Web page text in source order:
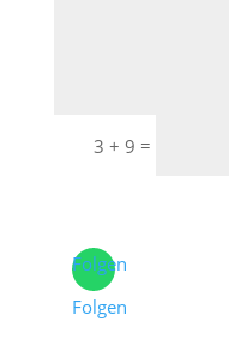
3 + 9 =
Folgen
Folgen